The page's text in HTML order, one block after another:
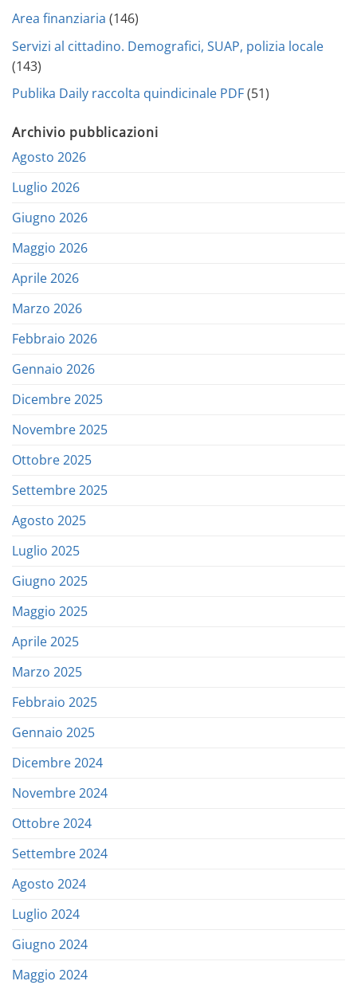
Area finanziaria (146)
Servizi al cittadino. Demografici, SUAP, polizia locale
(143)
Publika Daily raccolta quindicinale PDF(51)
Archivio pubblicazioni
Agosto 2026
Luglio 2026
Giugno 2026
Maggio 2026
Aprile 2026
Marzo 2026
Febbraio 2026
Gennaio 2026
Dicembre 2025
Novembre 2025
Ottobre 2025
Settembre 2025
Agosto 2025
Luglio 2025
Giugno 2025
Maggio 2025
Aprile 2025
Marzo 2025
Febbraio 2025
Gennaio 2025
Dicembre 2024
Novembre 2024
Ottobre 2024
Settembre 2024
Agosto 2024
Luglio 2024
Giugno 2024
Maggio 2024